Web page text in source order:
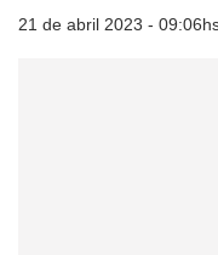
21 de abril 2023 -